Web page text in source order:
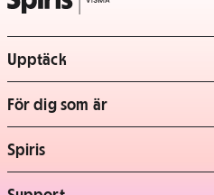
Upptäck
– klicka för att expandera lista
För dig som är
– klicka för att expandera lista
Spiris
– klicka för att expandera lista